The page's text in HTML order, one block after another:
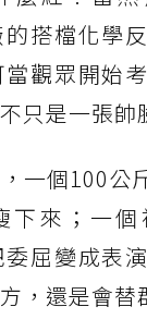
搭檔化學
觀眾開始
只是一張帥
一個100公
下來；一
屈變成表
，還是會替